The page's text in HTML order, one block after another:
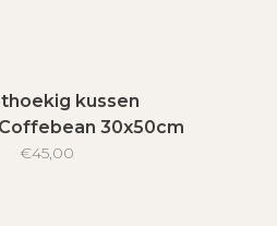
kussen
30x50cm
€45,00